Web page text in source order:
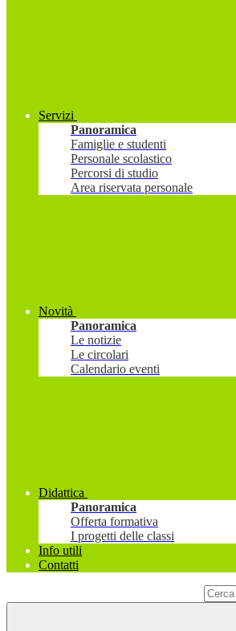
Servizi
Panoramica
Famiglie e studenti
Personale scolastico
Percorsi di studio
Area riservata personale
Novità
Panoramica
Le notizie
Le circolari
Calendario eventi
Didattica
Panoramica
Offerta formativa
I progetti delle classi
Info utili
Contatti